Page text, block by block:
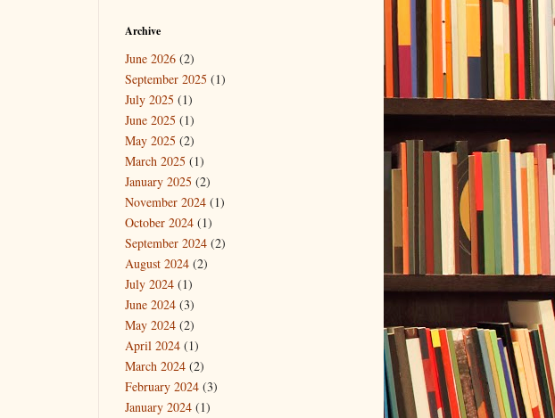
Archive
June 2026 (2)
September 2025 (1)
July 2025 (1)
June 2025 (1)
May 2025 (2)
March 2025 (1)
January 2025 (2)
November 2024 (1)
October 2024 (1)
September 2024 (2)
August 2024 (2)
July 2024 (1)
June 2024 (3)
May 2024 (2)
April 2024 (1)
March 2024 (2)
February 2024 (3)
January 2024 (1)